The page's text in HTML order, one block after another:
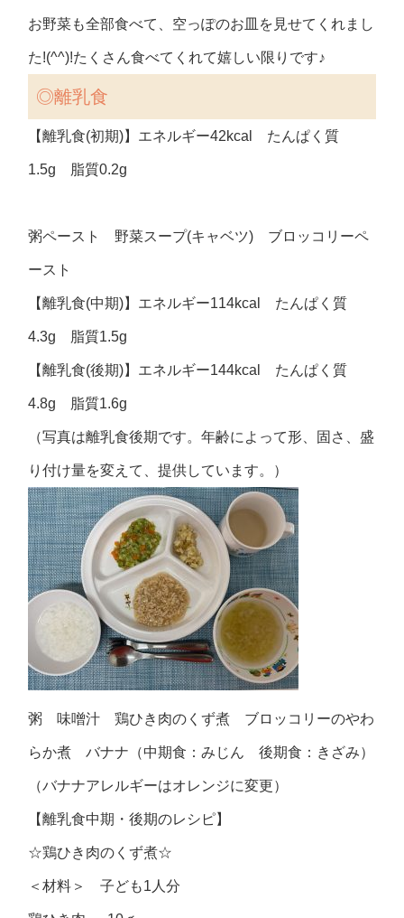
お野菜も全部食べて、空っぽのお皿を見せてくれまし
た!(^^)!たくさん食べてくれて嬉しい限りです♪
◎離乳食
【離乳食(初期)】エネルギー42kcal たんぱく質
1.5g 脂質0.2g
粥ペースト 野菜スープ(キャベツ) ブロッコリーペ
ースト
【離乳食(中期)】エネルギー114kcal たんぱく質
4.3g 脂質1.5g
【離乳食(後期)】エネルギー144kcal たんぱく質
4.8g 脂質1.6g
（写真は離乳食後期です。年齢によって形、固さ、盛
り付け量を変えて、提供しています。）
粥 味噌汁 鶏ひき肉のくず煮 ブロッコリーのやわ
らか煮 バナナ（中期食：みじん 後期食：きざみ）
（バナナアレルギーはオレンジに変更）
【離乳食中期・後期のレシピ】
☆鶏ひき肉のくず煮☆
＜材料＞ 子ども1人分